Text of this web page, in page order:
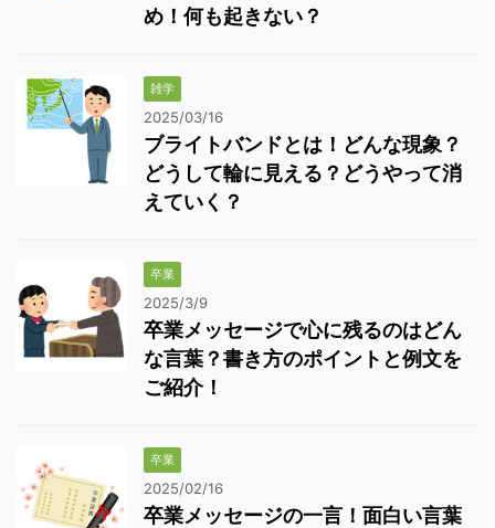
め！何も起きない？
雑学
2025/03/16
ブライトバンドとは！どんな現象？
どうして輪に見える？どうやって消
えていく？
卒業
2025/3/9
卒業メッセージで心に残るのはどん
な言葉？書き方のポイントと例文を
ご紹介！
卒業
2025/02/16
卒業メッセージの一言！面白い言葉